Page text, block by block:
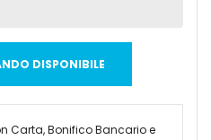
DISPONIBILE
Carta, Bonifico Bancario e